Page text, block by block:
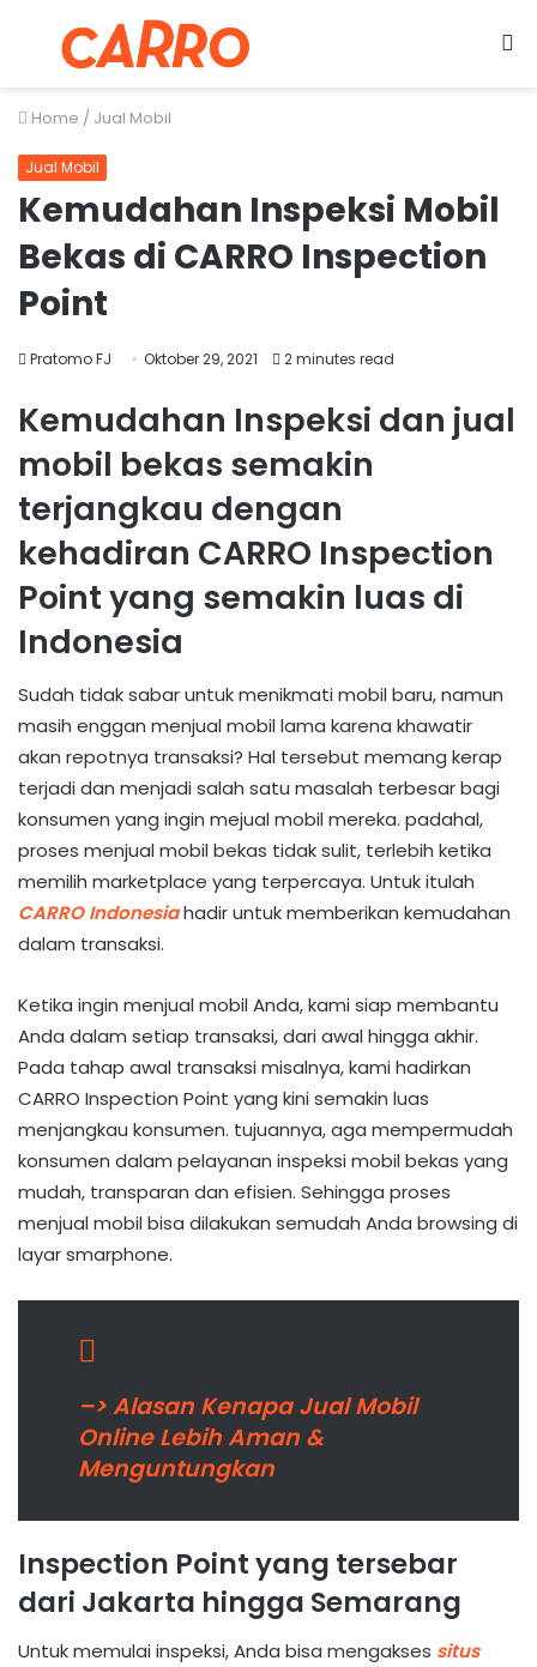
Menu
Home / Jual Mobil
Jual Mobil
Kemudahan Inspeksi Mobil
Bekas di CARRO Inspection
Point
Pratomo FJ Oktober 29, 2021 2 minutes read
Kemudahan Inspeksi dan jual
mobil bekas semakin
terjangkau dengan
kehadiran CARRO Inspection
Point yang semakin luas di
Indonesia
Sudah tidak sabar untuk menikmati mobil baru, namun
masih enggan menjual mobil lama karena khawatir
akan repotnya transaksi? Hal tersebut memang kerap
terjadi dan menjadi salah satu masalah terbesar bagi
konsumen yang ingin mejual mobil mereka. padahal,
proses menjual mobil bekas tidak sulit, terlebih ketika
memilih marketplace yang terpercaya. Untuk itulah
CARRO Indonesiahadir untuk memberikan kemudahan
dalam transaksi.
Ketika ingin menjual mobil Anda, kami siap membantu
Anda dalam setiap transaksi, dari awal hingga akhir.
Pada tahap awal transaksi misalnya, kami hadirkan
CARRO Inspection Point yang kini semakin luas
menjangkau konsumen. tujuannya, aga mempermudah
konsumen dalam pelayanan inspeksi mobil bekas yang
mudah, transparan dan efisien. Sehingga proses
menjual mobil bisa dilakukan semudah Anda browsing di
layar smarphone.
–> Alasan Kenapa Jual Mobil
Online Lebih Aman &
Menguntungkan
Inspection Point yang tersebar
dari Jakarta hingga Semarang
Untuk memulai inspeksi, Anda bisa mengakses situs